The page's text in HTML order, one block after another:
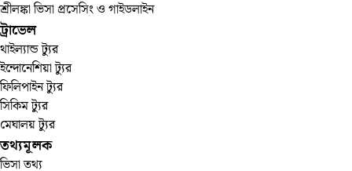
শ্রীলঙ্কা ভিসা প্রসেসিং ও গাইডলাইন
ট্রাভেল
থাইল্যান্ড ট্যুর
ইন্দোনেশিয়া ট্যুর
ফিলিপাইন ট্যুর
সিকিম ট্যুর
মেঘালয় ট্যুর
তথ্যমূলক
ভিসা তথ্য